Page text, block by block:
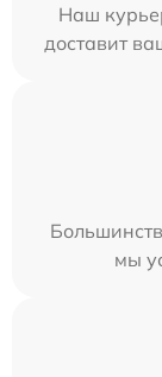
Наш
доставит
мы